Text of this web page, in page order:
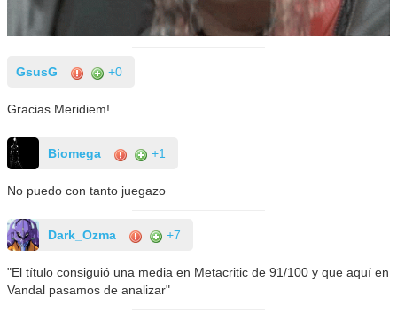
GsusG +0
Gracias Meridiem!
Biomega +1
No puedo con tanto juegazo
Dark_Ozma +7
"El título consiguió una media en Metacritic de 91/100 y que aquí en
Vandal pasamos de analizar"